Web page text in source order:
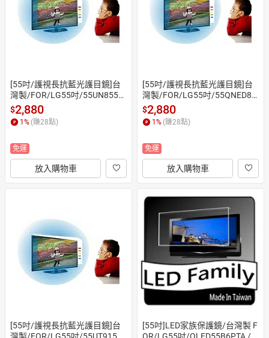
[55吋/護視長抗藍光護目鏡]台
灣製/FOR/LG55吋/55UN855B
PTA / 55QNED70BTA/55吋抗
藍光護目鏡/55吋保護鏡( 合身
尺寸)
$2,880
1% (賺28點)
免運
放入購物車
[55吋/護視長抗藍光護目鏡]台
灣製/FOR/LG55吋/55QNED86
BTA / 55QNED80BTA/55吋抗
藍光護目鏡/55吋保護鏡( 合身
尺寸)
$2,880
1% (賺28點)
免運
放入購物車
[55吋/護視長抗藍光護目鏡]台
灣製/FOR/LG55吋/55UT9150
[55吋]LED家族保護鏡/台灣製 F
OR/LG55吋/OLED55B6PTA / O